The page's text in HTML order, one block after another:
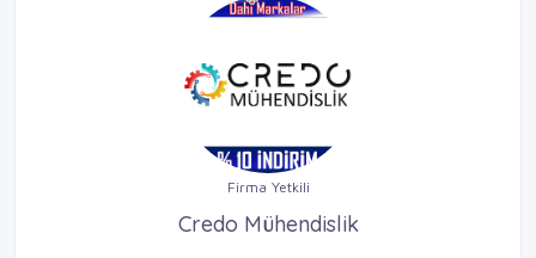
Firma Yetkili
Credo Mühendislik